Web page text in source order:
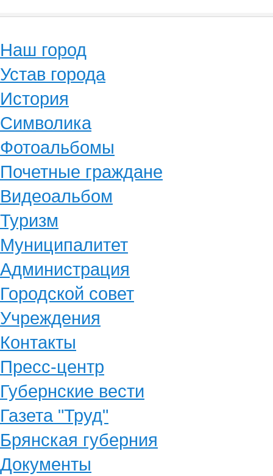
Наш город
Устав города
История
Символика
Фотоальбомы
Почетные граждане
Видеоальбом
Туризм
Муниципалитет
Администрация
Городской совет
Учреждения
Контакты
Пресс-центр
Губернские вести
Газета "Труд"
Брянская губерния
Документы